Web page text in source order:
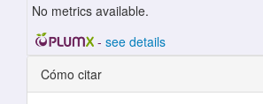
No metrics available.
- see details
Detalles del artículo
Cómo citar